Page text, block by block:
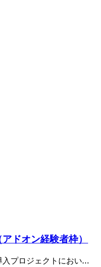
、基本設計者とABAP開
す。 SAP経験5年以上を
た設計者およびABAP開
ドオン経験者枠）
プロジェクトにおい